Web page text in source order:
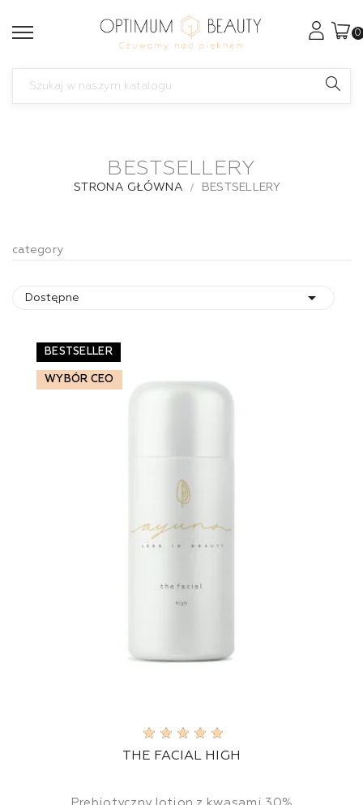
0
BESTSELLERY
STRONA GŁÓWNA BESTSELLERY
category
Dostępne 
BESTSELLER
WYBÓR CEO
THE FACIAL HIGH